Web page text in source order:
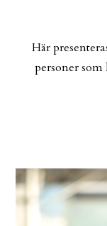
Här
personer